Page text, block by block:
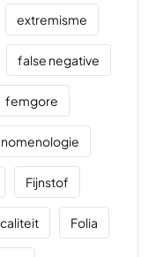
extremisme
false negative
femgore
Fijnstof
Folia